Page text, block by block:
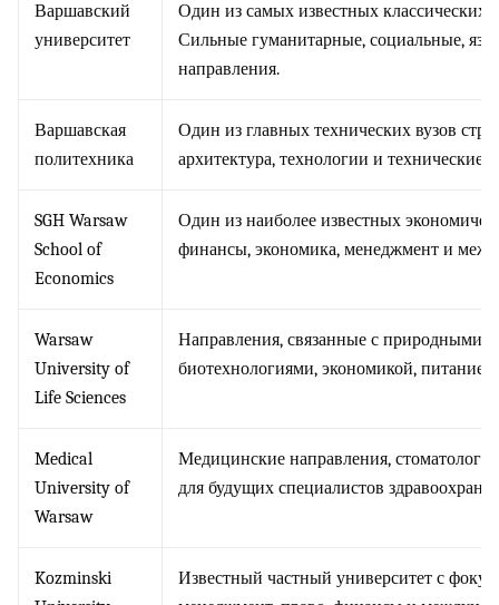
Варшавский
университет
Один из самых известных классических
Сильные гуманитарные, социальные,
направления.
Варшавская
политехника
Один из главных технических вузов
архитектура, технологии и технические
SGH Warsaw
School of
Economics
Один из наиболее известных
финансы, экономика, менеджмент и
Warsaw
University of
Life Sciences
Направления, связанные с природными
биотехнологиями, экономикой, питанием
Medical
University of
Warsaw
Медицинские направления,
для будущих специалистов
Kozminski
Известный частный университет с